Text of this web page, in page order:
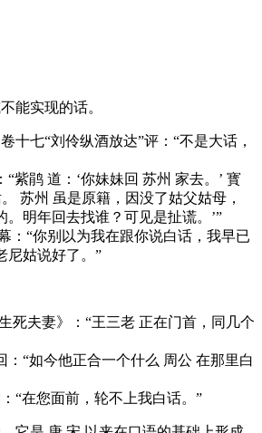
能实现的话。
十七“刘伶纵酒放达”评：“不是大话，
“紫鹃 道：‘你妹妹回 苏州 家去。’ 寳
苏州 虽是原籍，因没了姑父姑母，
。明年回去找谁？可见是扯谎。’”
：“你别以为我在跟你说白话，我早已
尼姑说好了。”
死夫妻》：“王三老 正在门首，同几个
：“如今他正合一个什么 周公 在那里白
：“在您面前，轮不上我白话。”